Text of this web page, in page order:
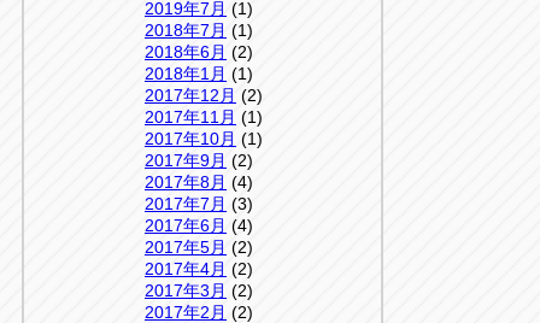
2019年7月 (1)
2018年7月 (1)
2018年6月 (2)
2018年1月 (1)
2017年12月 (2)
2017年11月 (1)
2017年10月 (1)
2017年9月 (2)
2017年8月 (4)
2017年7月 (3)
2017年6月 (4)
2017年5月 (2)
2017年4月 (2)
2017年3月 (2)
2017年2月 (2)